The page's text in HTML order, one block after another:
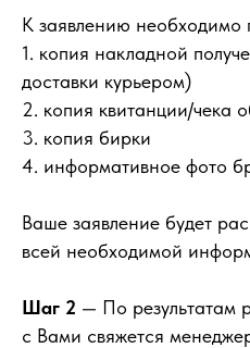
К заявлению необходимо
1. копия накладной
доставки курьером)
2. копия квитанции/чека
3. копия бирки
4. информативное фото
Ваше заявление будет
всей необходимой
Шаг 2 — По результатам
с Вами свяжется